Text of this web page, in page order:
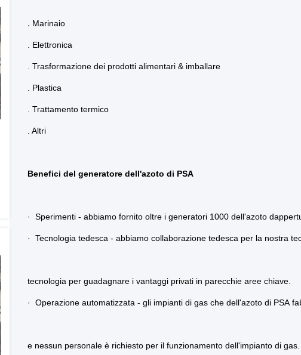
. Marinaio
. Elettronica
. Trasformazione dei prodotti alimentari & imballare
. Plastica
. Trattamento termico
. Altri
Benefici del generatore dell'azoto di PSA
· Sperimenti - abbiamo fornito oltre i generatori 1000 dell'azoto
· Tecnologia tedesca - abbiamo collaborazione tedesca per la nostra
tecnologia per guadagnare i vantaggi privati in parecchie aree chiave.
· Operazione automatizzata - gli impianti di gas che dell'azoto di PSA
e nessun personale è richiesto per il funzionamento dell'impianto di gas.